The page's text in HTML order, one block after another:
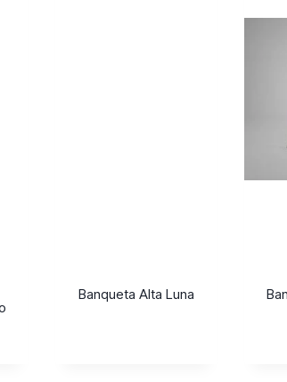
Banqueta Alta Luna